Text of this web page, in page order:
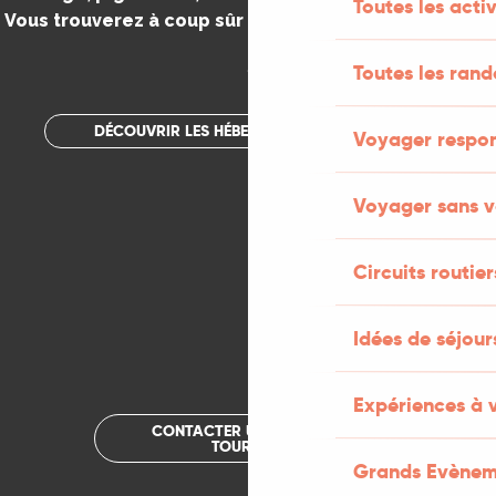
Toutes les
Toutes les
Voyager
Voyager sans
Circuits
Idées de
Expériences à
Grands
Vous trouverez à coup sûr votre bonheur dans le Lot.
.
DÉCOUVRIR LES HÉBERGEMENTS INSOLITES
CONTACTER UN OFFICE DE
TOURISME